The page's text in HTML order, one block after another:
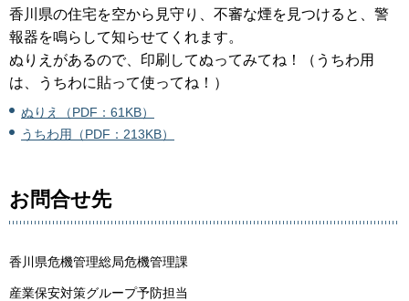
香川県の住宅を空から見守り、不審な煙を見つけると、警
報器を鳴らして知らせてくれます。
ぬりえがあるので、印刷してぬってみてね！（うちわ用
は、うちわに貼って使ってね！）
ぬりえ（PDF：61KB）
うちわ用（PDF：213KB）
お問合せ先
香川県危機管理総局危機管理課
産業保安対策グループ予防担当